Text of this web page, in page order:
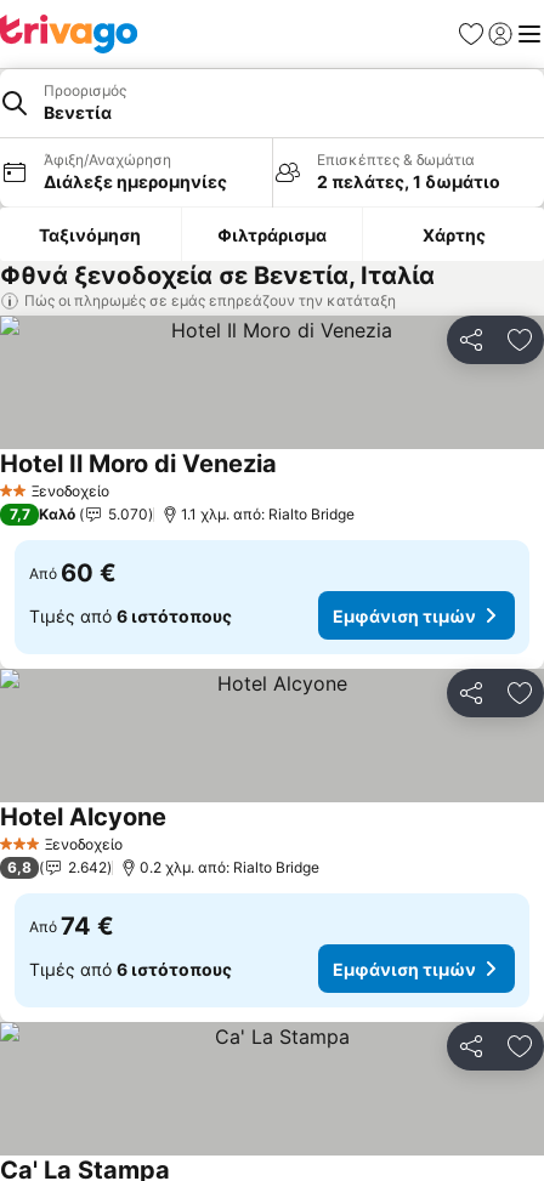
Προορισμός
Βενετία
Άφιξη/Αναχώρηση
Διάλεξε ημερομηνίες
Επισκέπτες & δωμάτια
2 πελάτες, 1 δωμάτιο
Ταξινόμηση Φιλτράρισμα Χάρτης
Φθνά ξενοδοχεία σε Βενετία, Ιταλία
Πώς οι πληρωμές σε εμάς επηρεάζουν την κατάταξη
2 ΑστέριαΞενοδοχείο
Hotel Il Moro di Venezia
7,7 Καλό 5.070 1.1 χλμ. από: Rialto Bridge
Από 60 €
Τιμές από 6 ιστότοπους Εμφάνιση τιμών
3 ΑστέριαΞενοδοχείο
Hotel Alcyone
6,8 2.642 0.2 χλμ. από: Rialto Bridge
Από 74 €
Τιμές από 6 ιστότοπους Εμφάνιση τιμών
Ca' La Stampa